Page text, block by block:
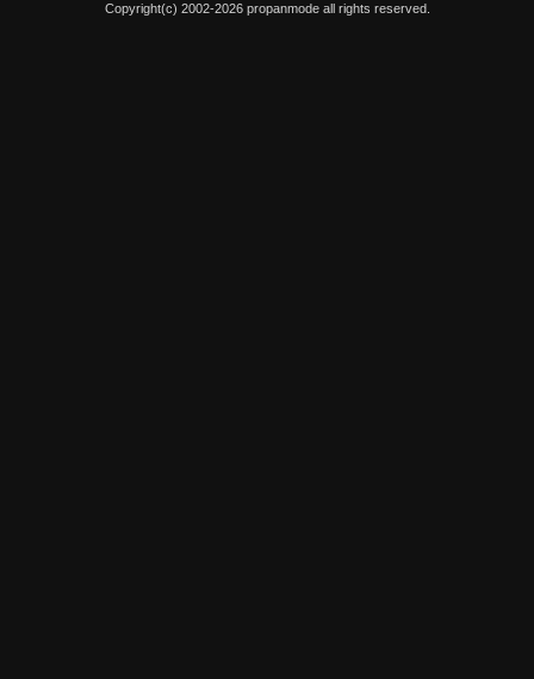
Copyright(c) 2002-2026 propanmode all rights reserved.